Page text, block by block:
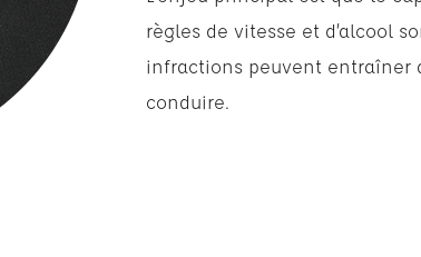
règles de vitesse et d’alcool
infractions peuvent entraîner
conduire.